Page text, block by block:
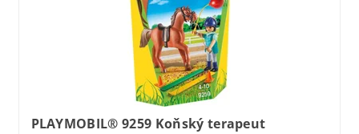
PLAYMOBIL® 9259 Koňský terapeut